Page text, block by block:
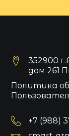
352900
дом 261
Политика
+7 (988)